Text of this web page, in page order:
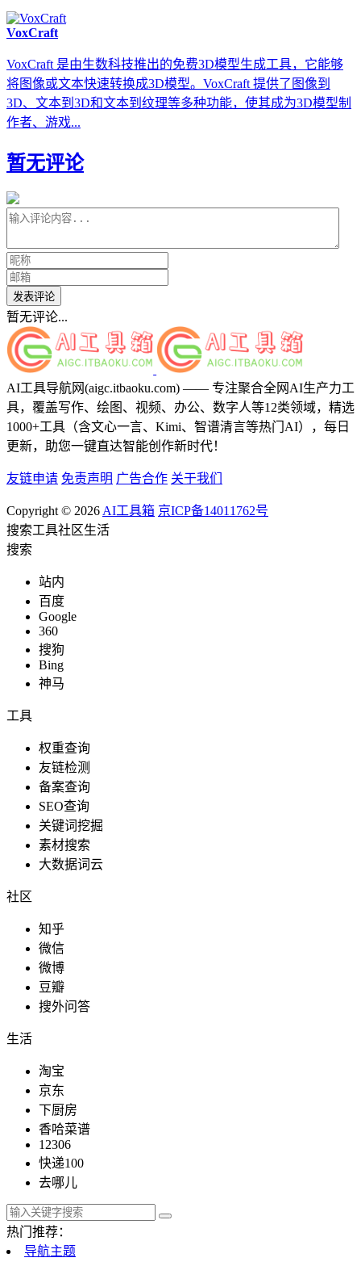
VoxCraft
VoxCraft 是由生数科技推出的免费3D模型生成工具，它能够
将图像或文本快速转换成3D模型。VoxCraft 提供了图像到
3D、文本到3D和文本到纹理等多种功能，使其成为3D模型制
作者、游戏...
暂无评论
发表评论
暂无评论...
AI工具导航网(aigc.itbaoku.com) —— 专注聚合全网AI生产力工
具，覆盖写作、绘图、视频、办公、数字人等12类领域，精选
1000+工具（含文心一言、Kimi、智谱清言等热门AI），每日
更新，助您一键直达智能创作新时代！
友链申请 免责声明 广告合作 关于我们
Copyright © 2026 AI工具箱 京ICP备14011762号
搜索工具社区生活
搜索
站内
百度
Google
360
搜狗
Bing
神马
工具
权重查询
友链检测
备案查询
SEO查询
关键词挖掘
素材搜索
大数据词云
社区
知乎
微信
微博
豆瓣
搜外问答
生活
淘宝
京东
下厨房
香哈菜谱
12306
快递100
去哪儿
热门推荐：
导航主题